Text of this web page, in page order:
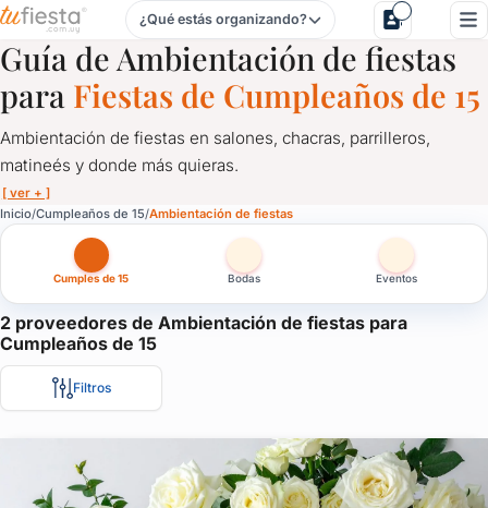
Ambientación de fiestas para Cumpleaños de 15 en
¿Qué estás organizando?
Guía de Ambientación de fiestas
para Fiestas de Cumpleaños de 15
Ambientación de fiestas en salones, chacras, parrilleros,
matineés y donde más quieras.
[ ver + ]
Inicio Cumpleaños de 15 Ambientación de fiestas
Cumples de 15 Bodas Eventos
2 proveedores de Ambientación de fiestas para
Cumpleaños de 15
Filtros
Ambientación de fiestas para Cumpleaños de 15 en Uruguay
Ambientación de fiestas en salones, chacras, parrilleros,
La fiesta tiene que estar decorada acorde a la ocasión, ya sea
Las cortinas, las mesas, las sillas, los globos, los centros de
Aquí te presentamos los mejores servicios de ambientación